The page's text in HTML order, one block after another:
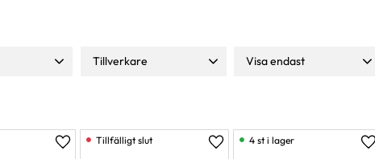
Tillverkare
TNT
14
Visa endast
Lägg till i favoriter Lägg till i favoriter
4 st i lager